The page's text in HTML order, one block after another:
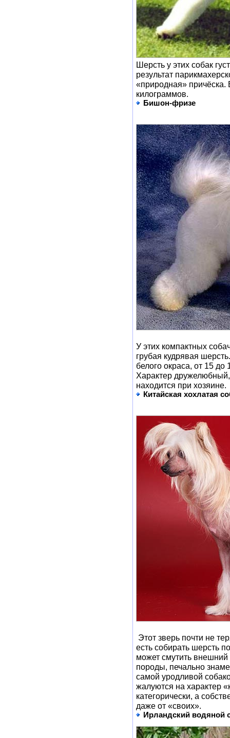
Шерсть у этих собак
результат
«природная» причёска.
килограммов.
Бишон-фризе
У этих компактных
грубая кудрявая
белого окраса, от 15 до
Характер
находится при хозяине.
Китайская хохлатая
Этот зверь почти не
есть собирать шерсть
может смутить внешний
породы, печально
самой уродливой
жалуются на характер
категорически, а
даже от «своих».
Ирландский водяной